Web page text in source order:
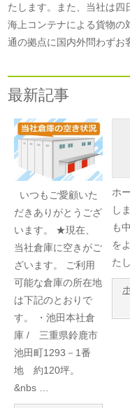
たします。また、当社は四
海上コンテナによる貨物の
通の拠点に国内外問わずお
最新記事
いつもご愛顧いた
だきありがとうござ
います。 ★現在、
当社倉庫に空きがご
ざいます。 ご利用
可能な倉庫の所在地
は下記のとおりで
す。 ・池田本社倉
庫 / 三重県鈴鹿市
池田町1293－1番
地 約120坪。
&nbs …
ホ
し
も
を
た